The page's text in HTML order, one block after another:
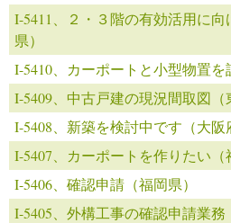
I-5411、２・３階の有効活用に
県）
I-5410、カーポートと小型物置を
I-5409、中古戸建の現況間取図（
I-5408、新築を検討中です（大阪
I-5407、カーポートを作りたい（
I-5406、確認申請（福岡県）
I-5405、外構工事の確認申請業務